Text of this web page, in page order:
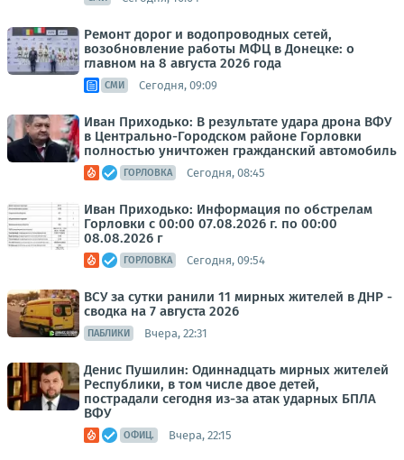
Ремонт дорог и водопроводных сетей,
возобновление работы МФЦ в Донецке: о
главном на 8 августа 2026 года
СМИ Сегодня, 09:09
Иван Приходько: В результате удара дрона ВФУ
в Центрально-Городском районе Горловки
полностью уничтожен гражданский автомобиль
ГОРЛОВКА Сегодня, 08:45
Иван Приходько: Информация по обстрелам
Горловки с 00:00 07.08.2026 г. по 00:00
08.08.2026 г
ГОРЛОВКА Сегодня, 09:54
ВСУ за сутки ранили 11 мирных жителей в ДНР -
сводка на 7 августа 2026
ПАБЛИКИ Вчера, 22:31
Денис Пушилин: Одиннадцать мирных жителей
Республики, в том числе двое детей,
пострадали сегодня из-за атак ударных БПЛА
ВФУ
ОФИЦ. Вчера, 22:15